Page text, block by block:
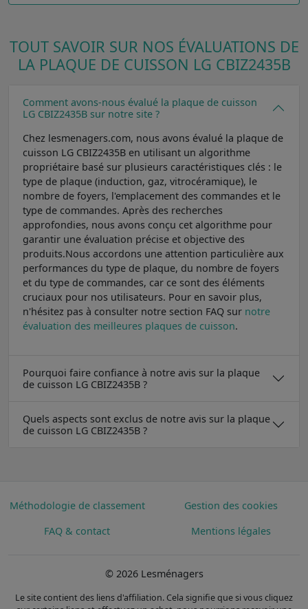
TOUT SAVOIR SUR NOS ÉVALUATIONS DE
LA PLAQUE DE CUISSON LG CBIZ2435B
Comment avons-nous évalué la plaque de cuisson
LG CBIZ2435B sur notre site ?
Chez lesmenagers.com, nous avons évalué la plaque de
cuisson LG CBIZ2435B en utilisant un algorithme
propriétaire basé sur plusieurs caractéristiques clés : le
type de plaque (induction, gaz, vitrocéramique), le
nombre de foyers, l'emplacement des commandes et le
type de commandes. Après des recherches
approfondies, nous avons conçu cet algorithme pour
garantir une évaluation précise et objective des
produits.Nous accordons une attention particulière aux
performances du type de plaque, du nombre de foyers
et du type de commandes, car ce sont des éléments
cruciaux pour nos utilisateurs. Pour en savoir plus,
n'hésitez pas à consulter notre section FAQ sur notre
évaluation des meilleures plaques de cuisson.
Pourquoi faire confiance à notre avis sur la plaque
de cuisson LG CBIZ2435B ?
Quels aspects sont exclus de notre avis sur la plaque
de cuisson LG CBIZ2435B ?
Méthodologie de classement
Gestion des cookies
FAQ & contact
Mentions légales
© 2026 Lesménagers
Le site contient des liens d'affiliation. Cela signifie que si vous cliquez